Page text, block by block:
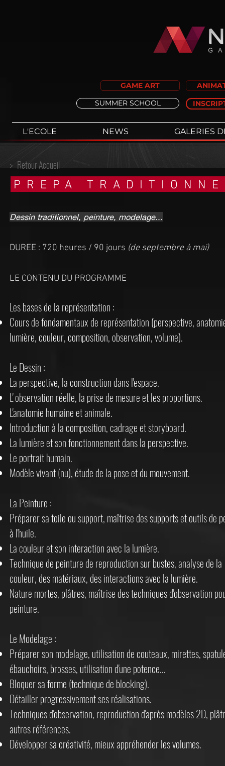
GAME ART
SUMMER SCHOOL
L'ECOLE NEWS GALERIES
> Retour Accueil
PREPA
Dessin traditionnel, peinture, modelage...
DUREE : 720 heures / 90 jours (de septembre à mai)
LE CONTENU DU PROGRAMME
Les bases de la représentation :
Cours de fondamentaux de représentation (perspective,
lumière, couleur, composition, observation, volume).
Le Dessin :
La perspective, la construction dans l'espace.
L' observation réelle, la prise de mesure et les proportions.
L'anatomie humaine et animale.
Introduction à la composition, cadrage et storyboard.
La lumière et son fonctionnement dans la perspective.
Le portrait humain.
Modèle vivant (nu), étude de la pose et du mouvement.
La Peinture :
Préparer sa toile ou support, maîtrise des supports et outils de
à l'huile.
La couleur et son interaction avec la lumière.
Technique de peinture de reproduction sur bustes, analyse de la
couleur, des matériaux, des interactions avec la lumière.
Nature mortes, plâtres, maîtrise des techniques d'observation
peinture.
Le Modelage :
Préparer son modelage, utilisation de couteaux, mirettes,
ébauchoirs, brosses, utilisation d'une potence...
Bloquer sa forme (technique de blocking).
​Détailler progressivement ses réalisations.
Techniques d'observation, reproduction d'après modèles 2D,
autres références.
Développer sa créativité, mieux appréhender les volumes.